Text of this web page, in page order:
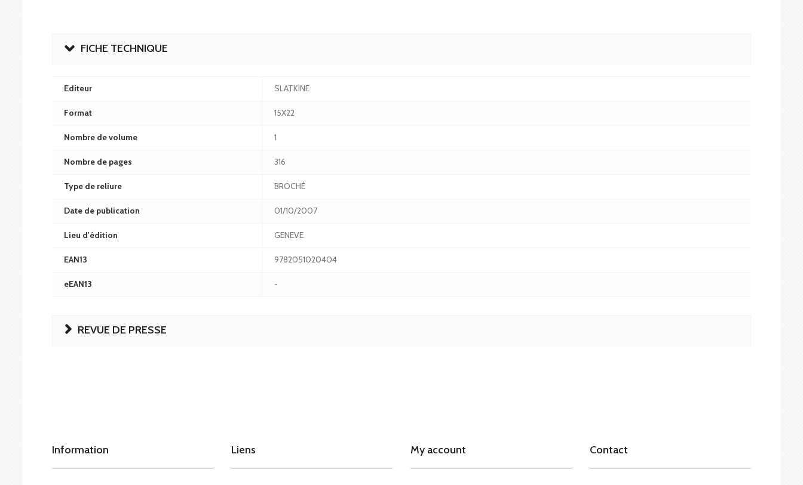
FICHE TECHNIQUE
Editeur SLATKINE
Format 15X22
Nombre de volume 1
Nombre de pages 316
Type de reliure BROCHÉ
Date de publication 01/10/2007
Lieu d'édition GENEVE
EAN13 9782051020404
eEAN13 -
REVUE DE PRESSE
Information Liens My account Contact